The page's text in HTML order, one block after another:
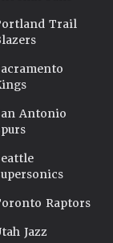
Trail
Antonio
Raptors
Jazz